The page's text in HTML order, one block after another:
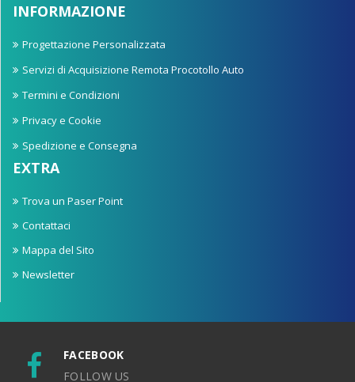
INFORMAZIONE
Progettazione Personalizzata
Servizi di Acquisizione Remota Procotollo Auto
Termini e Condizioni
Privacy e Cookie
Spedizione e Consegna
EXTRA
Trova un Paser Point
Contattaci
Mappa del Sito
Newsletter
FACEBOOK
FOLLOW US